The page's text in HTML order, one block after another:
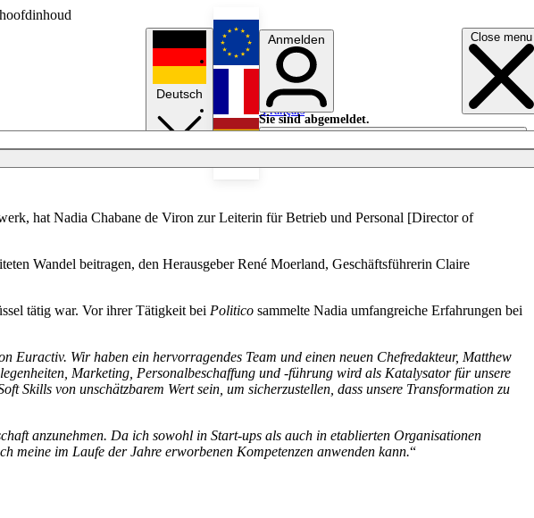
Close menu
Deutsch
English
Français
Anmelden
Sie sind abgemeldet.
Anmelden
Licht aus
hat Nadia Chabane de Viron zur Leiterin für Betrieb und Personal [Director of
Wandel beitragen, den Herausgeber René Moerland, Geschäftsführerin Claire
tätig war. Vor ihrer Tätigkeit bei Politico sammelte Nadia umfangreiche Erfahrungen bei
Euractiv. Wir haben ein hervorragendes Team und einen neuen Chefredakteur, Matthew
Marketing, Personalbeschaffung und -führung wird als Katalysator für unsere
Skills von unschätzbarem Wert sein, um sicherzustellen, dass unsere Transformation zu
anzunehmen. Da ich sowohl in Start-ups als auch in etablierten Organisationen
meine im Laufe der Jahre erworbenen Kompetenzen anwenden kann.“